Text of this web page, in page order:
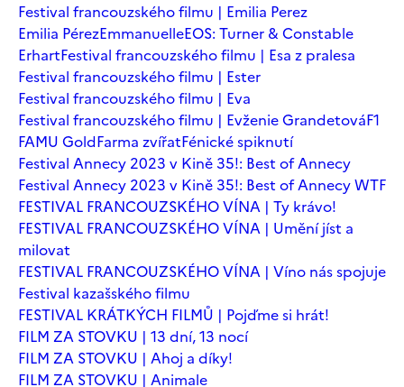
Festival francouzského filmu | Emilia Perez
Emilia PérezEmmanuelleEOS: Turner & Constable
ErhartFestival francouzského filmu | Esa z pralesa
Festival francouzského filmu | Ester
Festival francouzského filmu | Eva
Festival francouzského filmu | Evženie GrandetováF1
FAMU GoldFarma zvířatFénické spiknutí
Festival Annecy 2023 v Kině 35!: Best of Annecy
Festival Annecy 2023 v Kině 35!: Best of Annecy WTF
FESTIVAL FRANCOUZSKÉHO VÍNA | Ty krávo!
FESTIVAL FRANCOUZSKÉHO VÍNA | Umění jíst a
milovat
FESTIVAL FRANCOUZSKÉHO VÍNA | Víno nás spojuje
Festival kazašského filmu
FESTIVAL KRÁTKÝCH FILMŮ | Pojďme si hrát!
FILM ZA STOVKU | 13 dní, 13 nocí
FILM ZA STOVKU | Ahoj a díky!
FILM ZA STOVKU | Animale